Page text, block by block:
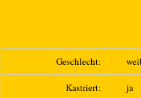
Geschlecht:
Kastriert: ja